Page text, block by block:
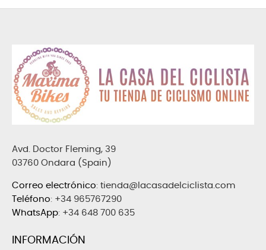
Avd. Doctor Fleming, 39
03760 Ondara (Spain)
Correo electrónico: tienda@lacasadelciclista.com
Teléfono: +34 965767290
WhatsApp: +34 648 700 635
INFORMACIÓN